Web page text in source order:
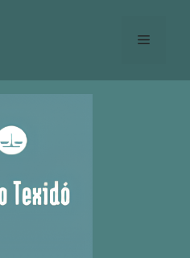
Menú